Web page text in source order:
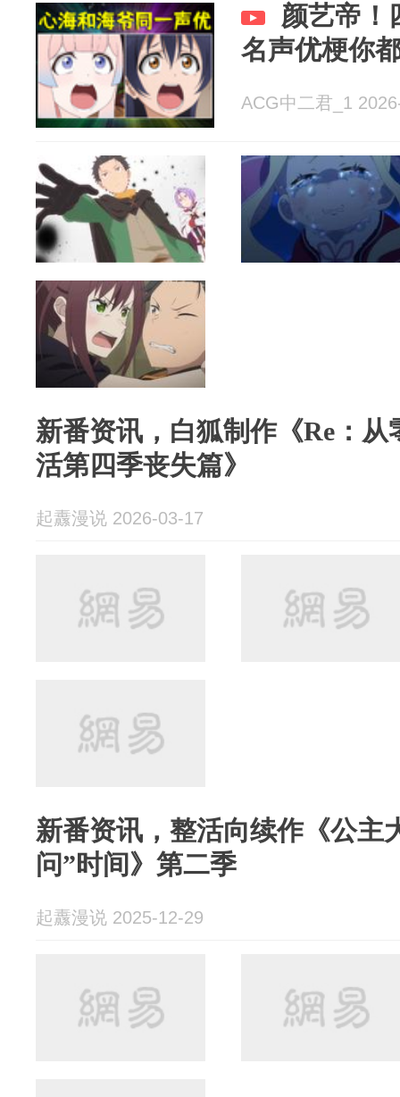
颜艺帝！
名声优梗你
ACG中二君_1
新番资讯，白狐制作《Re：
活第四季丧失篇》
起纛漫说 2026-03-17
新番资讯，整活向续作《公主
问”时间》第二季
起纛漫说 2025-12-29